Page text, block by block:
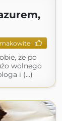
że po
wolnego
i (...)